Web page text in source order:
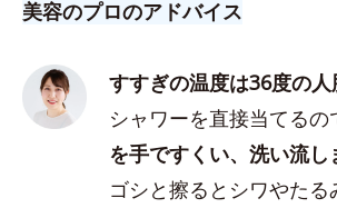
美容のプロのアドバイス
すすぎの温度は36度の
シャワーを直接当てるの
を手ですくい、洗い流し
ゴシと擦るとシワやたる